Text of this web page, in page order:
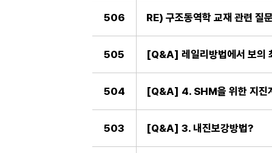
506 RE) 구조동역학 교재 관련 질
505 [Q&A] 레일리방법에서 보의
504 [Q&A] 4. SHM을 위한 지진
503 [Q&A] 3. 내진보강방법?